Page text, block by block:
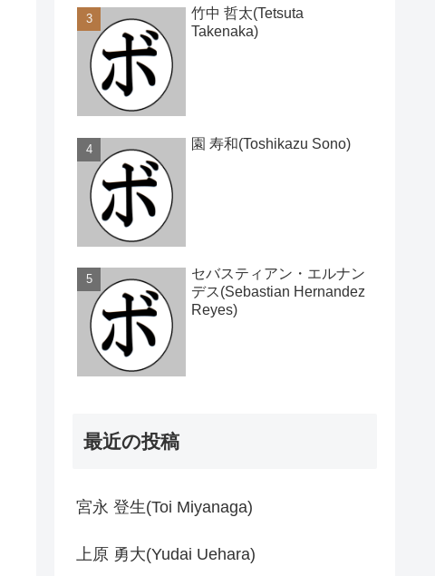
竹中 哲太(Tetsuta
Takenaka)
園 寿和(Toshikazu Sono)
セバスティアン・エルナン
デス(Sebastian Hernandez
Reyes)
最近の投稿
宮永 登生(Toi Miyanaga)
上原 勇大(Yudai Uehara)